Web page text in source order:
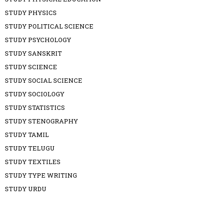
STUDY PHYSICS
STUDY POLITICAL SCIENCE
STUDY PSYCHOLOGY
STUDY SANSKRIT
STUDY SCIENCE
STUDY SOCIAL SCIENCE
STUDY SOCIOLOGY
STUDY STATISTICS
STUDY STENOGRAPHY
STUDY TAMIL
STUDY TELUGU
STUDY TEXTILES
STUDY TYPE WRITING
STUDY URDU